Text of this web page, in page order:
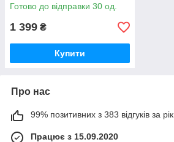
Готово до відправки 30 од.
1 399 ₴
Купити
Про нас
99% позитивних з 383 відгуків за рік
Працює з 15.09.2020